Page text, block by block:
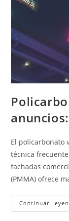
El policarbonato
técnica
fachadas
(PMMA) ofrece
Continuar